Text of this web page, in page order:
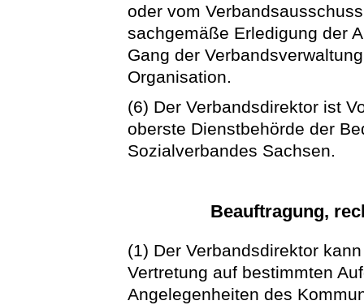
oder vom
sachgemäße Erledigung der
Gang der
Organisation.
(6) Der Verbandsdirektor ist
oberste Dienstbehörde der
Sozialverbandes Sachsen.
Beauftragung,
(1) Der Verbandsdirektor
Vertretung auf bestimmten
Angelegenheiten des